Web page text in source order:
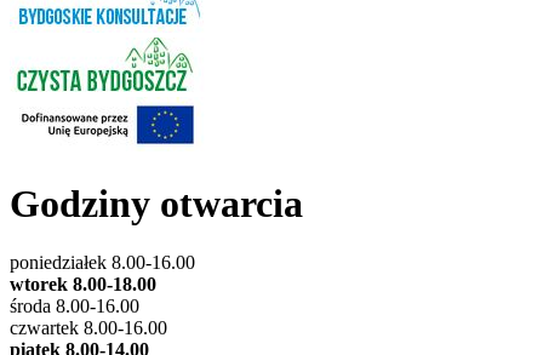
Godziny otwarcia
poniedziałek 8.00-16.00
wtorek 8.00-18.00
środa 8.00-16.00
czwartek 8.00-16.00
piątek 8.00-14.00